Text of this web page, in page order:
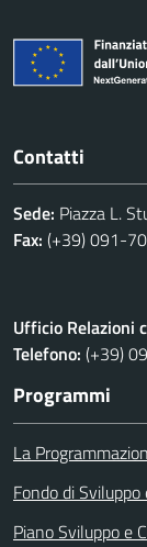
Contatti
Sede: Piazza L.
Fax: (+39) 091-
Ufficio Relazioni
Telefono: (+39)
Programmi
La
Fondo di Sviluppo
Piano Sviluppo e